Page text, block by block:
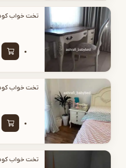
تخت خواب کودک مدل | bedkid-H447
تخت خواب کودک مدل | bedkid-H446
تخت خواب کودک مدل | bedkid-H445